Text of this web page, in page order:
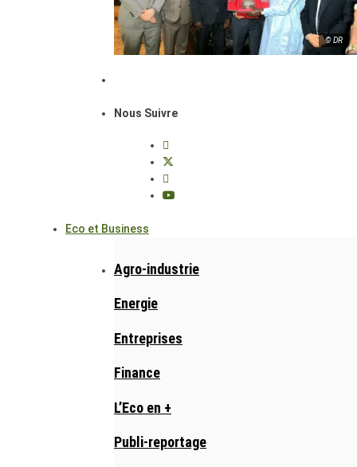
© DR
Nous Suivre
Eco et Business
Agro-industrie
Energie
Entreprises
Finance
L’Eco en +
Publi-reportage